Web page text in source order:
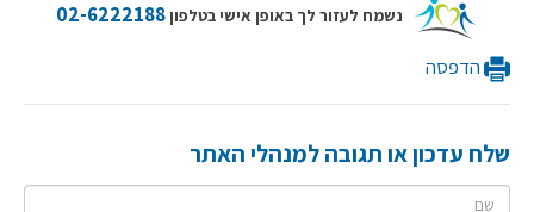
נשמח לעזור לך באופן אישי בטלפון 02-6222188
הדפסה
שלח עדכון או תגובה למנהלי האתר
שם